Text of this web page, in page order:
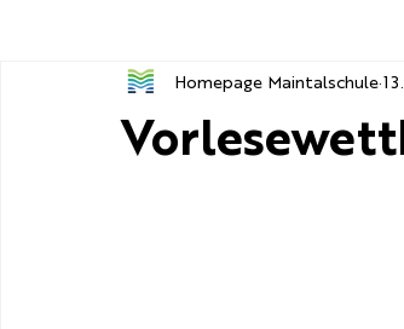
Homepage Maintalschule